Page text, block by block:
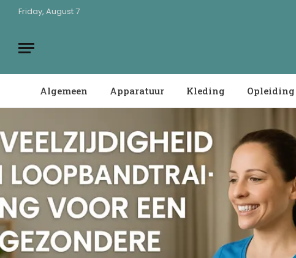
Friday, August 7
Algemeen Apparatuur Kleding Opleiding